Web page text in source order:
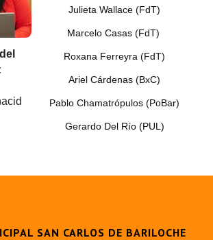
Julieta Wallace (FdT)
Marcelo Casas (FdT)
Roxana Ferreyra (FdT)
Ariel Cárdenas (BxC)
Pablo Chamatrópulos (PoBar)
Gerardo Del Río (PUL)
SAN CARLOS DE BARILOCHE